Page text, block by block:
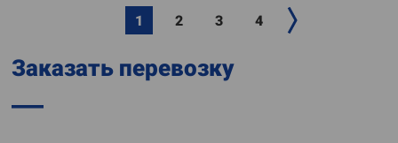
1 2 3 4
Заказать перевозку